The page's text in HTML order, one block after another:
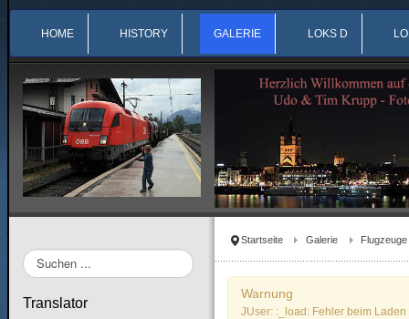
HOME HISTORY GALERIE LOKS D
Startseite Galerie Flugzeuge
Warnung
JUser: :_load: Fehler beim
Suchen
...
Translator